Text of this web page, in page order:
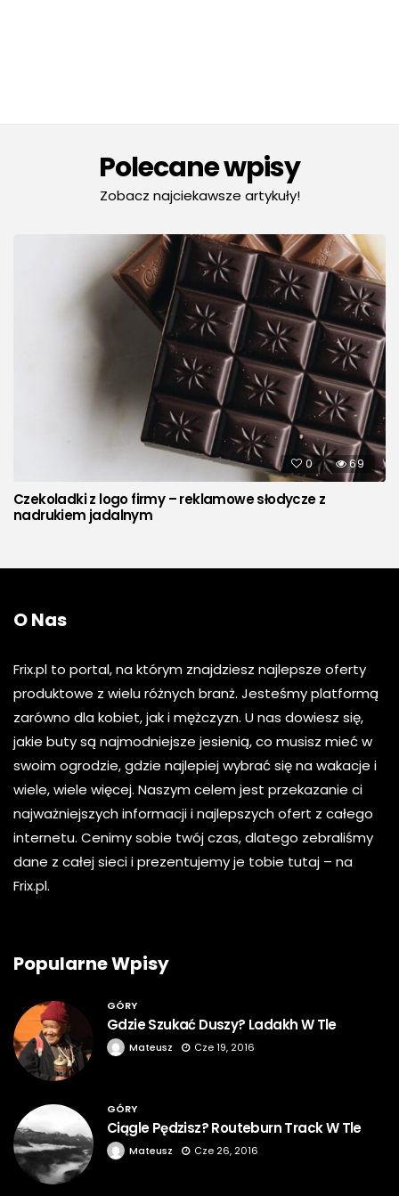
Polecane wpisy
Zobacz najciekawsze artykuły!
0 69
Czekoladki z logo firmy – reklamowe słodycze z
nadrukiem jadalnym
O Nas
Frix.pl to portal, na którym znajdziesz najlepsze oferty
produktowe z wielu różnych branż. Jesteśmy platformą
zarówno dla kobiet, jak i mężczyzn. U nas dowiesz się,
jakie buty są najmodniejsze jesienią, co musisz mieć w
swoim ogrodzie, gdzie najlepiej wybrać się na wakacje i
wiele, wiele więcej. Naszym celem jest przekazanie ci
najważniejszych informacji i najlepszych ofert z całego
internetu. Cenimy sobie twój czas, dlatego zebraliśmy
dane z całej sieci i prezentujemy je tobie tutaj – na
Frix.pl.
Popularne Wpisy
GÓRY
Gdzie Szukać Duszy? Ladakh W Tle
Mateusz Cze 19, 2016
GÓRY
Ciągle Pędzisz? Routeburn Track W Tle
Mateusz Cze 26, 2016